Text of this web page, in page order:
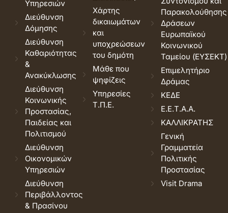
Υπηρεσιών
Διεύθυνση
Δόμησης
Διεύθυνση
Καθαριότητας
&
Ανακύκλωσης
Διεύθυνση
Κοινωνικής
Προστασίας,
Παιδείας και
Πολιτισμού
Διεύθυνση
Οικονομικών
Υπηρεσιών
Διεύθυνση
Περιβάλλοντος
& Πρασίνου
Χάρτης
δικαιωμάτων
και
υποχρεώσεων
του δημότη
Μάθε που
ψηφίζεις
Υπηρεσίες
Τ.Π.Ε.
Παρακολούθησης
Δράσεων
Ευρωπαϊκού
Κοινωνικού
Ταμείου (ΕΥΣΕΚΤ)
Επιμελητήριο
Δράμας
ΚΕΔΕ
Ε.Ε.Τ.Α.Α.
ΚΑΛΛΙΚΡΑΤΗΣ
Γενική
Γραμματεία
Πολιτικής
Προστασίας
Visit Drama